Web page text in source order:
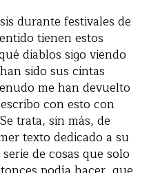
durante festivales de
tienen estos
diablos sigo viendo
sido sus cintas
me han devuelto
con esto con
trata, sin más, de
texto dedicado a su
de cosas que solo